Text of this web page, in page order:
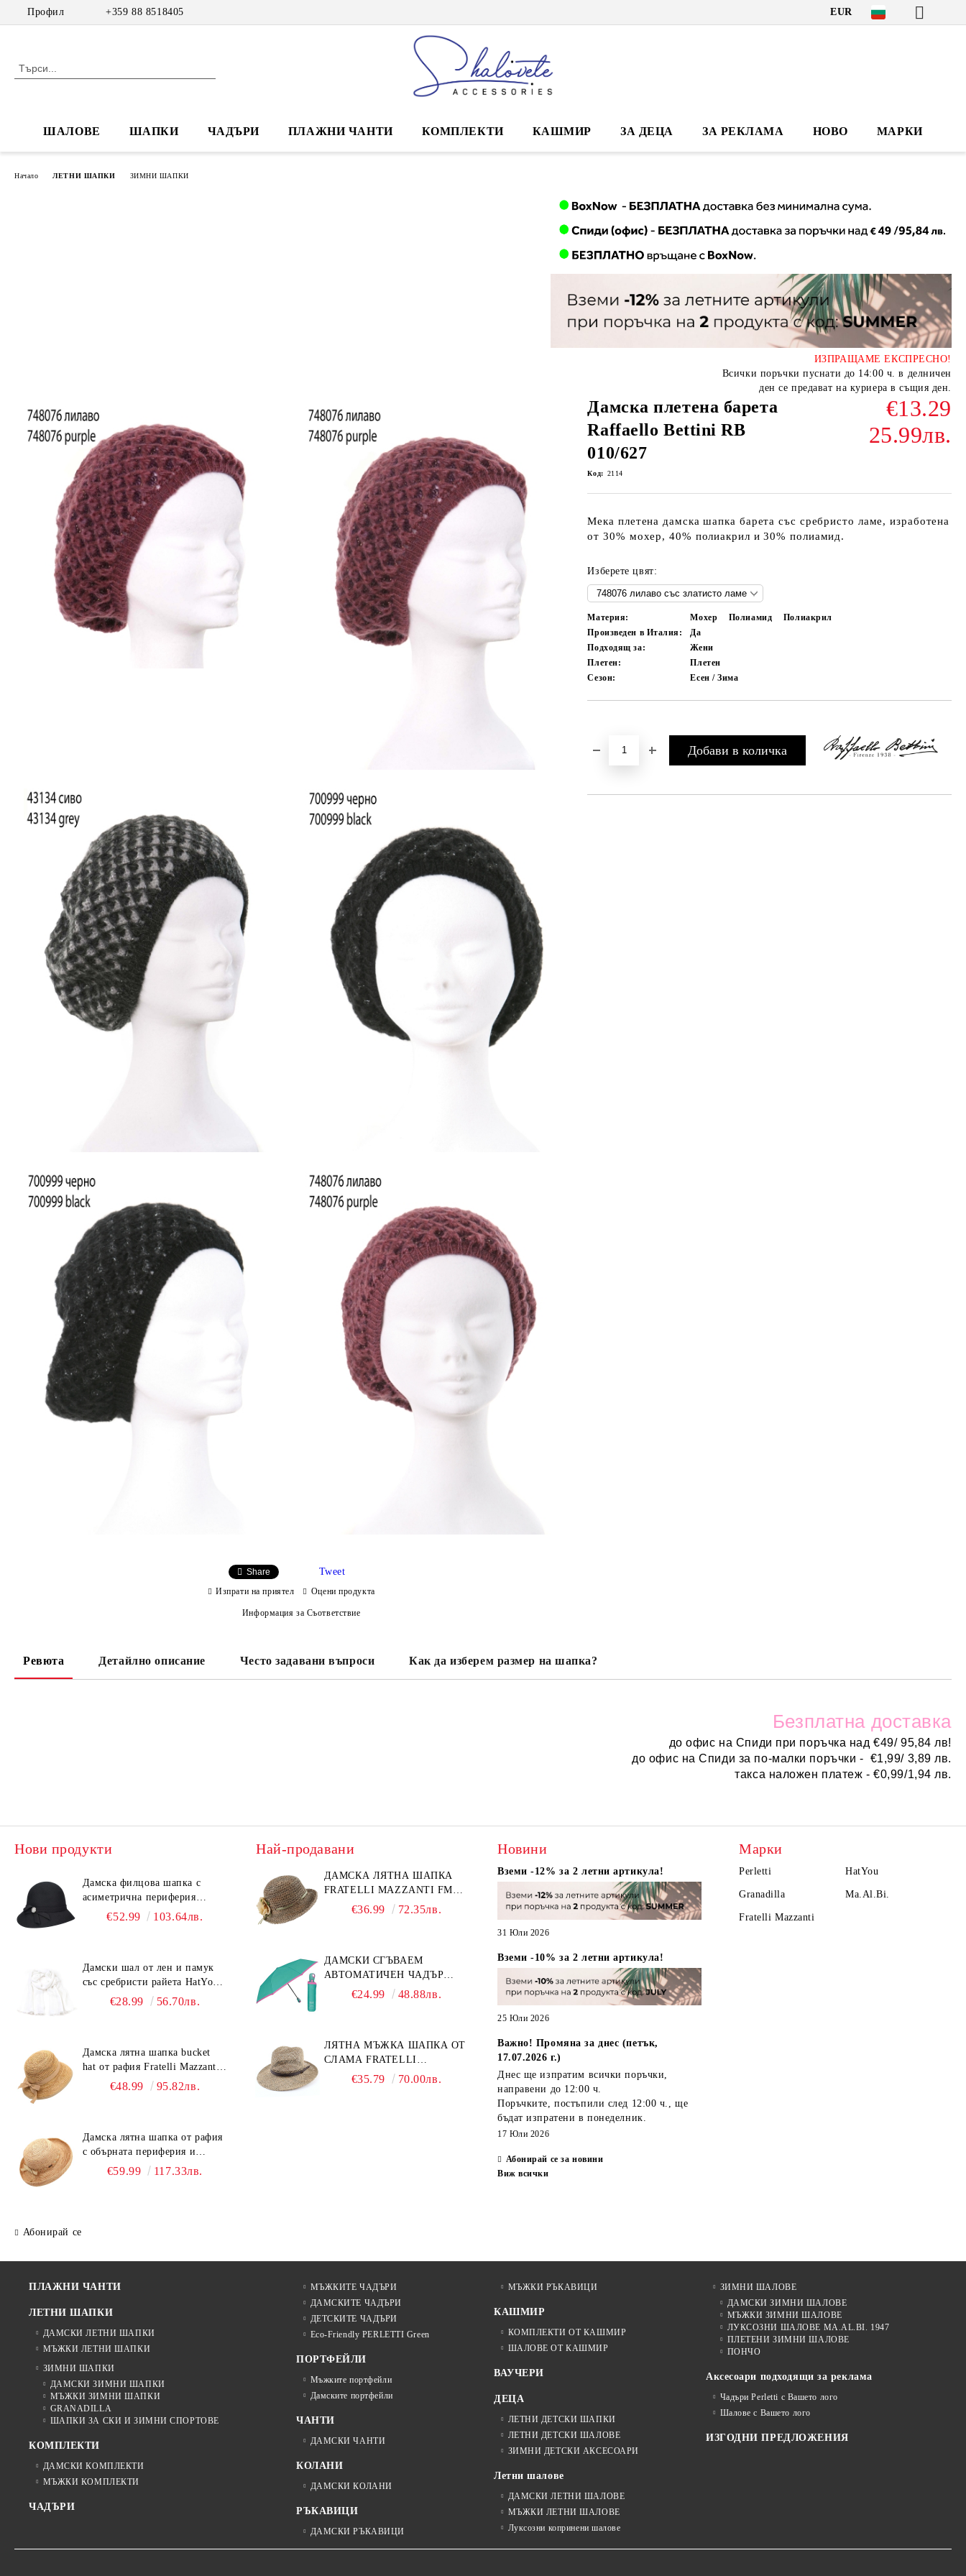
Профил +359 88 8518405 EUR
ШАЛОВЕ ШАПКИ ЧАДЪРИ ПЛАЖНИ ЧАНТИ КОМПЛЕКТИ КАШМИР ЗА ДЕЦА ЗА РЕКЛАМА НОВО МАРКИ
Начало ЛЕТНИ ШАПКИ ЗИМНИ ШАПКИ
ИЗПРАЩАМЕ ЕКСПРЕСНО!
Всички поръчки пуснати до 14:00 ч. в делничен
ден се предават на куриера в същия ден.
Дамска плетена барета
Raffaello Bettini RB
010/627
€13.29
25.99лв.
Код: 2114
Мека плетена дамска шапка барета със сребристо ламе, изработена
от 30% мохер, 40% полиакрил и 30% полиамид.
Изберете цвят:
Материя: Мохер Полиамид
Полиакрил
Произведен в Италия:
Да
Подходящ за:
Жени
Плетен:
Плетен
Сезон:
Есен / Зима
Share Tweet
Изпрати на приятел Оцени продукта
Информация за Съответствие
Ревюта Детайлно описание Често задавани въпроси Как да изберем размер на шапка?
Безплатна доставка
до офис на Спиди при поръчка над€49/ 95,84 лв!
до офис на Спиди за по-малки поръчки - €1,99/ 3,89 лв.
такса наложен платеж -€0,99/1,94 лв.
Нови продукти
Дамска филцова шапка с
асиметрична периферия
HatYou CF0376 | Черен
€52.99 103.64лв.
Дамски шал от лен и памук
със сребристи райета HatYou |
90x180 см | Бял
€28.99 56.70лв.
Дамска лятна шапка bucket
hat от рафия Fratelli Mazzanti |
Светлокафяв
€48.99 95.82лв.
Дамска лятна шапка от рафия
с обърната периферия и
бежова лента Fratelli Mazzanti
€59.99 117.33лв.
Абонирай се
Най-продавани
ДАМСКА ЛЯТНА ШАПКА
FRATELLI MAZZANTI FM
6774, НАТУРАЛЕН/ЖЪЛТО
€36.99 72.35лв.
ДАМСКИ СГЪВАЕМ
АВТОМАТИЧЕН ЧАДЪР
OPEN-CLOSE | PERLETTI
€24.99 48.88лв.
ЛЯТНА МЪЖКА ШАПКА ОТ
СЛАМА FRATELLI
MAZZANTI FM 7936,
€35.79 70.00лв.
Новини
Вземи -12% за 2 летни артикула!
31 Юли 2026
Вземи -10% за 2 летни артикула!
25 Юли 2026
Важно! Промяна за днес (петък,
17.07.2026 г.)
Днес ще изпратим всички поръчки,
направени до 12:00 ч.
Поръчките, постъпили след 12:00 ч. , ще
бъдат изпратени в понеделник.
17 Юли 2026
Абонирай се за новини
Виж всички
Марки
Perletti HatYou
Granadilla Ma.Al.Bi.
Fratelli Mazzanti
ПЛАЖНИ ЧАНТИ
ЛЕТНИ ШАПКИ
ДАМСКИ ЛЕТНИ ШАПКИ
МЪЖКИ ЛЕТНИ ШАПКИ
ЗИМНИ ШАПКИ
ДАМСКИ ЗИМНИ ШАПКИ
МЪЖКИ ЗИМНИ ШАПКИ
GRANADILLA
ШАПКИ ЗА СКИ И ЗИМНИ СПОРТОВЕ
КОМПЛЕКТИ
ДАМСКИ КОМПЛЕКТИ
МЪЖКИ КОМПЛЕКТИ
ЧАДЪРИ
МЪЖКИТЕ ЧАДЪРИ
ДАМСКИТЕ ЧАДЪРИ
ДЕТСКИТЕ ЧАДЪРИ
Eco-Friendly PERLETTI Green
ПОРТФЕЙЛИ
Мъжките портфейли
Дамските портфейли
ЧАНТИ
ДАМСКИ ЧАНТИ
КОЛАНИ
ДАМСКИ КОЛАНИ
РЪКАВИЦИ
ДАМСКИ РЪКАВИЦИ
МЪЖКИ РЪКАВИЦИ
КАШМИР
КОМПЛЕКТИ ОТ КАШМИР
ШАЛОВЕ ОТ КАШМИР
ВАУЧЕРИ
ДЕЦА
ЛЕТНИ ДЕТСКИ ШАПКИ
ЛЕТНИ ДЕТСКИ ШАЛОВЕ
ЗИМНИ ДЕТСКИ АКСЕСОАРИ
Летни шалове
ДАМСКИ ЛЕТНИ ШАЛОВЕ
МЪЖКИ ЛЕТНИ ШАЛОВЕ
Луксозни копринени шалове
ЗИМНИ ШАЛОВЕ
ДАМСКИ ЗИМНИ ШАЛОВЕ
МЪЖКИ ЗИМНИ ШАЛОВЕ
ЛУКСОЗНИ ШАЛОВЕ MA.AL.BI. 1947
ПЛЕТЕНИ ЗИМНИ ШАЛОВЕ
ПОНЧО
Аксесоари подходящи за реклама
Чадъри Perletti с Вашето лого
Шалове с Вашето лого
ИЗГОДНИ ПРЕДЛОЖЕНИЯ